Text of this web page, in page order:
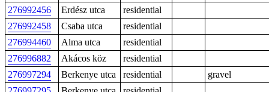
276992456
Erdész utca
residential
276992458
Csaba utca
residential
276994460
Alma utca
residential
276996882
Akácos köz
residential
276997294
Berkenye utca residential
gravel